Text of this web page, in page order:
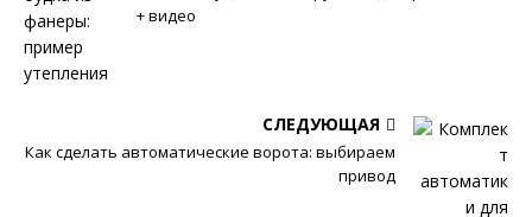
+ видео
СЛЕДУЮЩАЯ
Как сделать автоматические ворота: выбираем
привод